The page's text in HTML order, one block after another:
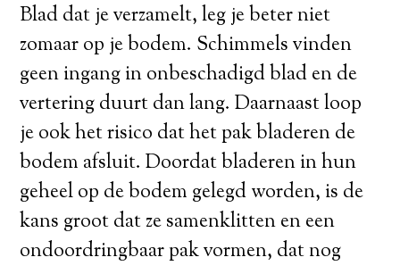
Blad dat je verzamelt, leg je beter niet
zomaar op je bodem. Schimmels vinden
geen ingang in onbeschadigd blad en de
vertering duurt dan lang. Daarnaast loop
je ook het risico dat het pak bladeren de
bodem afsluit. Doordat bladeren in hun
geheel op de bodem gelegd worden, is de
kans groot dat ze samenklitten en een
ondoordringbaar pak vormen, dat nog